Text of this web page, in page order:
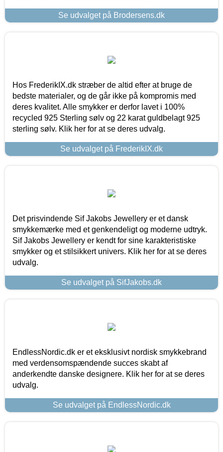
Se udvalget på Brodersens.dk
Hos FrederikIX.dk stræber de altid efter at bruge de
bedste materialer, og de går ikke på kompromis med
deres kvalitet. Alle smykker er derfor lavet i 100%
recycled 925 Sterling sølv og 22 karat guldbelagt 925
sterling sølv. Klik her for at se deres udvalg.
Se udvalget på FrederikIX.dk
Det prisvindende Sif Jakobs Jewellery er et dansk
smykkemærke med et genkendeligt og moderne udtryk.
Sif Jakobs Jewellery er kendt for sine karakteristiske
smykker og et stilsikkert univers. Klik her for at se deres
udvalg.
Se udvalget på SifJakobs.dk
EndlessNordic.dk er et eksklusivt nordisk smykkebrand
med verdensomspændende succes skabt af
anderkendte danske designere. Klik her for at se deres
udvalg.
Se udvalget på EndlessNordic.dk